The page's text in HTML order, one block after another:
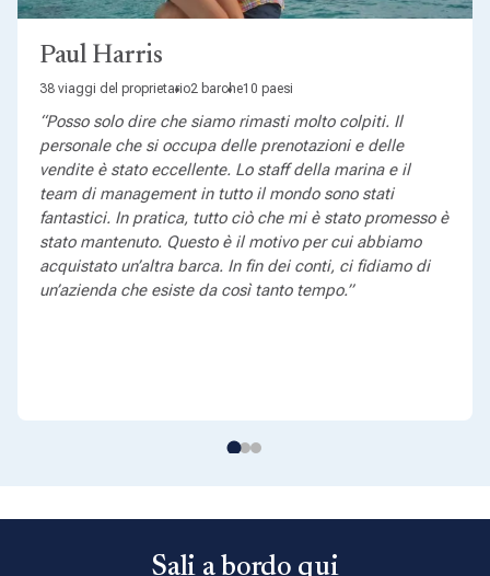
Paul Harris
38 viaggi del proprietario2 barche10 paesi
“Posso solo dire che siamo rimasti molto colpiti. Il
personale che si occupa delle prenotazioni e delle
vendite è stato eccellente. Lo staff della marina e il
team di management in tutto il mondo sono stati
fantastici. In pratica, tutto ciò che mi è stato promesso è
stato mantenuto. Questo è il motivo per cui abbiamo
acquistato un’altra barca. In fin dei conti, ci fidiamo di
un’azienda che esiste da così tanto tempo.”
Sali a bordo qui